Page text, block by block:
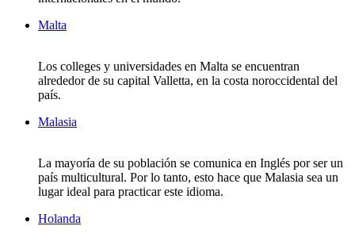
Malta
Los colleges y universidades en Malta se encuentran
alrededor de su capital Valletta, en la costa noroccidental del
país.
Malasia
La mayoría de su población se comunica en Inglés por ser un
país multicultural. Por lo tanto, esto hace que Malasia sea un
lugar ideal para practicar este idioma.
Holanda